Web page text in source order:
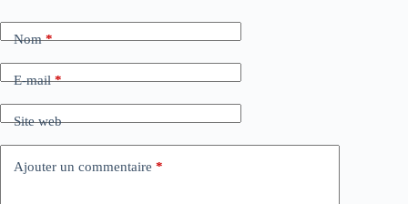
Nom*
E-mail*
Site web
Ajouter un commentaire *